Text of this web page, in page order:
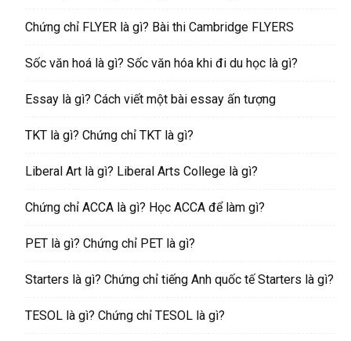
Chứng chỉ FLYER là gì? Bài thi Cambridge FLYERS
Sốc văn hoá là gì? Sốc văn hóa khi đi du học là gì?
Essay là gì? Cách viết một bài essay ấn tượng
TKT là gì? Chứng chỉ TKT là gì?
Liberal Art là gì? Liberal Arts College là gì?
Chứng chỉ ACCA là gì? Học ACCA để làm gì?
PET là gì? Chứng chỉ PET là gì?
Starters là gì? Chứng chỉ tiếng Anh quốc tế Starters là gì?
TESOL là gì? Chứng chỉ TESOL là gì?